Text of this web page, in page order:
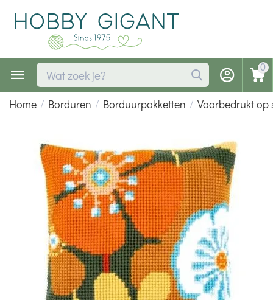
0
Home / Borduren / Borduurpakketten / Voorbedrukt op